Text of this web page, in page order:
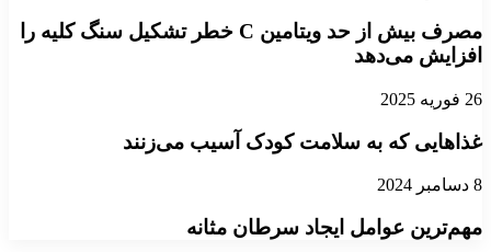
مصرف بیش از حد ویتامین C خطر تشکیل سنگ کلیه را
افزایش می‌دهد
26 فوریه 2025
غذاهایی که به سلامت کودک آسیب می‌زنند
8 دسامبر 2024
مهم‌ترین عوامل ایجاد سرطان مثانه